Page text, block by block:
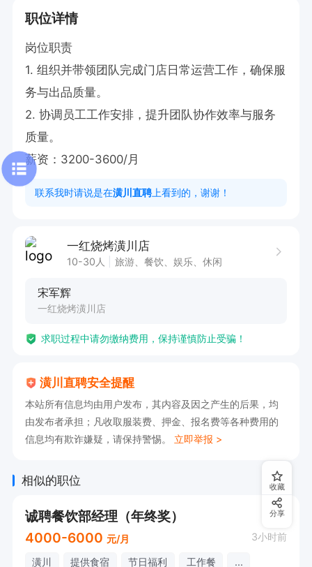
职位详情
岗位职责
1. 组织并带领团队完成门店日常运营工作，确保服
务与出品质量。
2. 协调员工工作安排，提升团队协作效率与服务
质量。
薪资：3200-3600/月
联系我时请说是在潢川直聘 上看到的，谢谢！
一红烧烤潢川店
10-30人 旅游、餐饮、娱乐、休闲
宋军辉
一红烧烤潢川店
求职过程中请勿缴纳费用，保持谨慎防止受骗！
潢川直聘安全提醒
本站所有信息均由用户发布，其内容及因之产生的后果，均
由发布者承担；凡收取服装费、押金、报名费等各种费用的
信息均有欺诈嫌疑，请保持警惕。 立即举报 >
相似的职位
诚聘餐饮部经理（年终奖）
4000-6000 元/月 3小时前
潢川 提供食宿 节日福利 工作餐 ...
收藏
分享